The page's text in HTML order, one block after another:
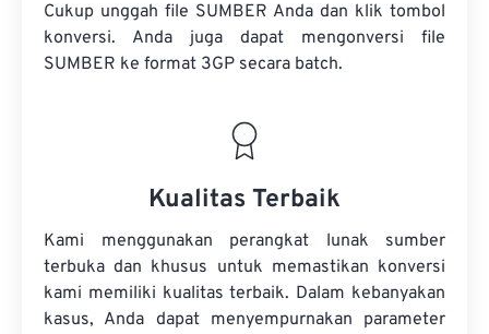
Cukup unggah file SUMBER Anda dan klik tombol
konversi. Anda juga dapat mengonversi file
SUMBER ke format 3GP secara batch.
Kualitas Terbaik
Kami menggunakan perangkat lunak sumber
terbuka dan khusus untuk memastikan konversi
kami memiliki kualitas terbaik. Dalam kebanyakan
kasus, Anda dapat menyempurnakan parameter